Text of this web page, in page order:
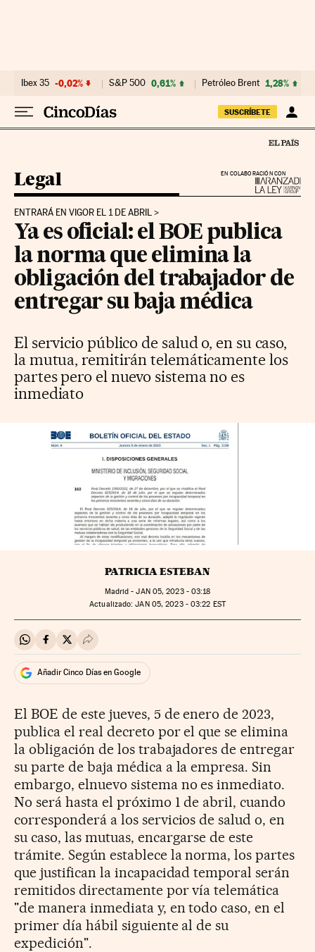
Ibex 35 -0,02% S&P 500 0,61% Petróleo Brent 1,28%
SUSCRÍBETE
EN COLABORACIÓN CON
Legal
ENTRARÁ EN VIGOR EL 1 DE ABRIL
Ya es oficial: el BOE publica
la norma que elimina la
obligación del trabajador de
entregar su baja médica
El servicio público de salud o, en su caso,
la mutua, remitirán telemáticamente los
partes pero el nuevo sistema no es
inmediato
PATRICIA ESTEBAN
Madrid -JAN05, 2023 - 03:18
actualizado: JAN05, 2023 - 03:22 EST
Compartir en Whatsapp
Compartir en Facebook
Compartir en Twitter
Desplegar Redes Sociales
Añadir Cinco Días en Google
El BOE de este jueves, 5 de enero de 2023,
publica el real decreto por el que se elimina
la obligación de los trabajadores de entregar
su parte de baja médica a la empresa. Sin
embargo, elnuevo sistema no es inmediato.
No será hasta el próximo 1 de abril, cuando
corresponderá a los servicios de salud o, en
su caso, las mutuas, encargarse de este
trámite. Según establece la norma, los partes
que justifican la incapacidad temporal serán
remitidos directamente por vía telemática
"de manera inmediata y, en todo caso, en el
primer día hábil siguiente al de su
expedición".